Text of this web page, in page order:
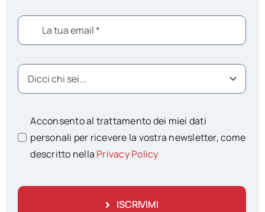
Acconsento al trattamento dei miei dati
personali per ricevere la vostra newsletter, come
descritto nella Privacy Policy
ISCRIVIMI